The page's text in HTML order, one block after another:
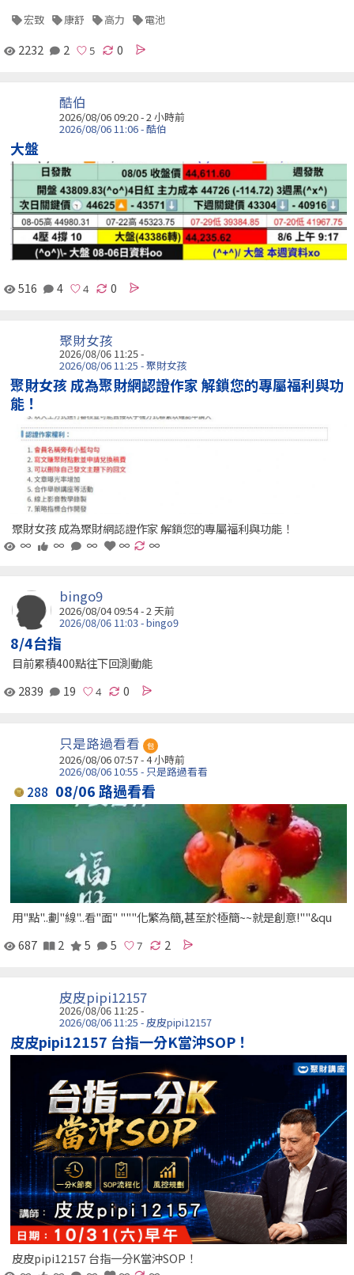
宏致 康舒 高力 電池
2232 2 0
酷伯
2026/08/06 09:20 -2 小時前
2026/08/06 11:06 - 酷伯
大盤
516 4 0
聚財女孩
2026/08/06 11:25 -
2026/08/06 11:25 - 聚財女孩
聚財女孩 成為聚財網認證作家 解鎖您的專屬福利與功
能！
聚財女孩 成為聚財網認證作家 解鎖您的專屬福利與功能！
∞
∞ ∞ ∞ ∞
bingo9
2026/08/04 09:54 - 2 天前
2026/08/06 11:03 - bingo9
8/4台指
目前累積400點往下回測動能
2839
19 0
只是路過看看 包
2026/08/06 07:57 -4 小時前
2026/08/06 10:55 - 只是路過看看
288 08/06 路過看看
用"點"..劃"線"..看"面" """化繁為簡,甚至於極簡~~就是創意!""&qu
687
2 5 5 2
皮皮pipi12157
2026/08/06 11:25 -
2026/08/06 11:25 - 皮皮pipi12157
皮皮pipi12157 台指一分K當沖SOP！
皮皮pipi12157 台指一分K當沖SOP！